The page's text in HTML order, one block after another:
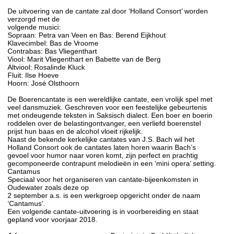
De uitvoering van de cantate zal door ‘Holland Consort’ worden
verzorgd met de
volgende musici:
Sopraan: Petra van Veen en Bas: Berend Eijkhout
Klavecimbel: Bas de Vroome
Contrabas: Bas Vliegenthart
Viool: Marit Vliegenthart en Babette van de Berg
Altviool: Rosalinde Kluck
Fluit: Ilse Hoeve
Hoorn: José Olsthoorn
De Boerencantate is een wereldlijke cantate, een vrolijk spel met
veel dansmuziek. Geschreven voor een feestelijke gebeurtenis
met ondeugende teksten in Saksisch dialect. Een boer en boerin
roddelen over de belastingontvanger, een verliefd boerenstel
prijst hun baas en de alcohol vloeit rijkelijk.
Naast de bekende kerkelijke cantates van J.S. Bach wil het
Holland Consort ook de cantates laten horen waarin Bach’s
gevoel voor humor naar voren komt, zijn perfect en prachtig
gecomponeerde contrapunt melodieën in een ‘mini opera’ setting.
Cantamus
Speciaal voor het organiseren van cantate-bijeenkomsten in
Oudewater zoals deze op
2 september a.s. is een werkgroep opgericht onder de naam
‘Cantamus’.
Een volgende cantate-uitvoering is in voorbereiding en staat
gepland voor voorjaar 2018.